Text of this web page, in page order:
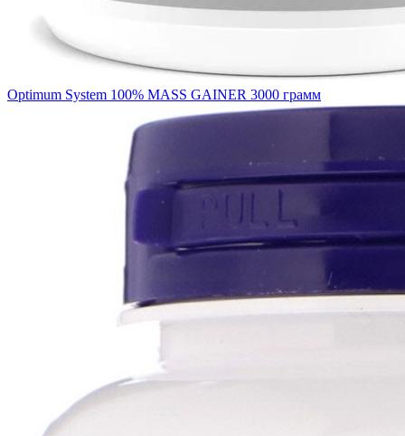
Optimum System 100% MASS GAINER 3000 грамм